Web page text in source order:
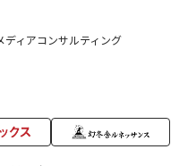
ディアコンサルティング